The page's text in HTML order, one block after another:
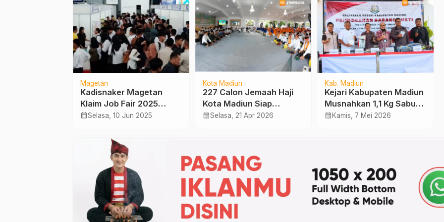
Magetan
Kadisnaker Magetan
Klaim Job Fair 2025
Bukan Hanya
Pelamar Mendaftar
calendar_monthSelasa, 10 Jun 2025
Kota Madiun
227 Calon Jemaah Haji
Kota Madiun Siap
Berangkat, 23 ASN
calendar_monthSelasa, 21 Apr 2026
Kab. Madiun
Kejari Kabupaten Madiun
Musnahkan 1,1 Kg Sabu,
Tegaskan Komitmen
calendar_monthKamis, 7 Mei 2026